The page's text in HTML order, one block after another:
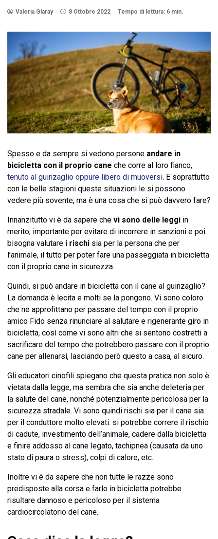
Valeria Glaray 8 Ottobre 2022 Tempo di lettura: 6 min.
Spesso e da sempre si vedono persone andare in
bicicletta con il proprio cane che corre al loro fianco,
tenuto al guinzaglio oppure libero di muoversi. E soprattutto
con le belle stagioni queste situazioni le si possono
vedere più sovente, ma è una cosa che si può davvero fare?
Innanzitutto vi è da sapere che vi sono delle leggi in
merito, importante per evitare di incorrere in sanzioni e poi
bisogna valutare i rischi sia per la persona che per
l’animale, il tutto per poter fare una passeggiata in bicicletta
con il proprio cane in sicurezza.
Quindi, si può andare in bicicletta con il cane al guinzaglio?
La domanda è lecita e molti se la pongono. Vi sono coloro
che ne approfittano per passare del tempo con il proprio
amico Fido senza rinunciare al salutare e rigenerante giro in
bicicletta, così come vi sono altri che si sentono costretti a
sacrificare del tempo che potrebbero passare con il proprio
cane per allenarsi, lasciando però questo a casa, al sicuro.
Gli educatori cinofili spiegano che questa pratica non solo è
vietata dalla legge, ma sembra che sia anche deleteria per
la salute del cane, nonché potenzialmente pericolosa per la
sicurezza stradale. Vi sono quindi rischi sia per il cane sia
per il conduttore molto elevati: si potrebbe correre il rischio
di cadute, investimento dell’animale, cadere dalla bicicletta
e finire addosso al cane legato, tachipnea (causata da uno
stato di paura o stress), colpi di calore, etc.
Inoltre vi è da sapere che non tutte le razze sono
predisposte alla corsa e farlo in bicicletta potrebbe
risultare dannoso e pericoloso per il sistema
cardiocircolatorio del cane.